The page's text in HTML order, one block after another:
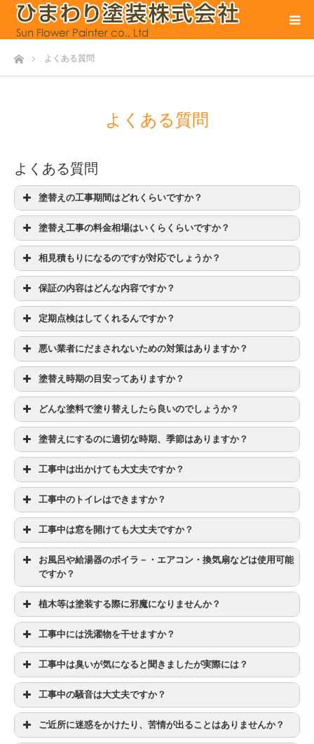
ホームよくある質問
よくある質問
よくある質問
塗替えの工事期間はどれくらいですか？
塗替え工事の料金相場はいくらくらいですか？
相見積もりになるのですが対応でしょうか？
保証の内容はどんな内容ですか？
定期点検はしてくれるんですか？
悪い業者にだまされないための対策はありますか？
塗替え時期の目安ってありますか？
どんな塗料で塗り替えしたら良いのでしょうか？
塗替えにするのに適切な時期、季節はありますか？
工事中は出かけても大丈夫ですか？
工事中のトイレはできますか？
工事中は窓を開けても大丈夫ですか？
お風呂や給湯器のボイラ－・エアコン・換気扇などは使用可能
ですか？
植木等は塗装する際に邪魔になりませんか？
工事中には洗濯物を干せますか？
工事中は臭いが気になると聞きましたが実際には？
工事中の騒音は大丈夫ですか？
ご近所に迷惑をかけたり、苦情が出ることはありませんか？